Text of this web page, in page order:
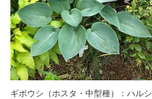
ギボウシ（ホスタ・中型種）：ハルシ